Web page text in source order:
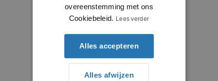
overeenstemming met ons
Cookiebeleid. Lees verder
Alles accepteren
Alles afwijzen